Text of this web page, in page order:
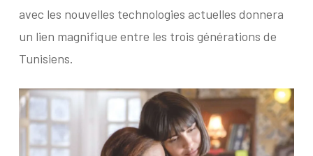
avec les nouvelles technologies actuelles donnera
un lien magnifique entre les trois générations de
Tunisiens.